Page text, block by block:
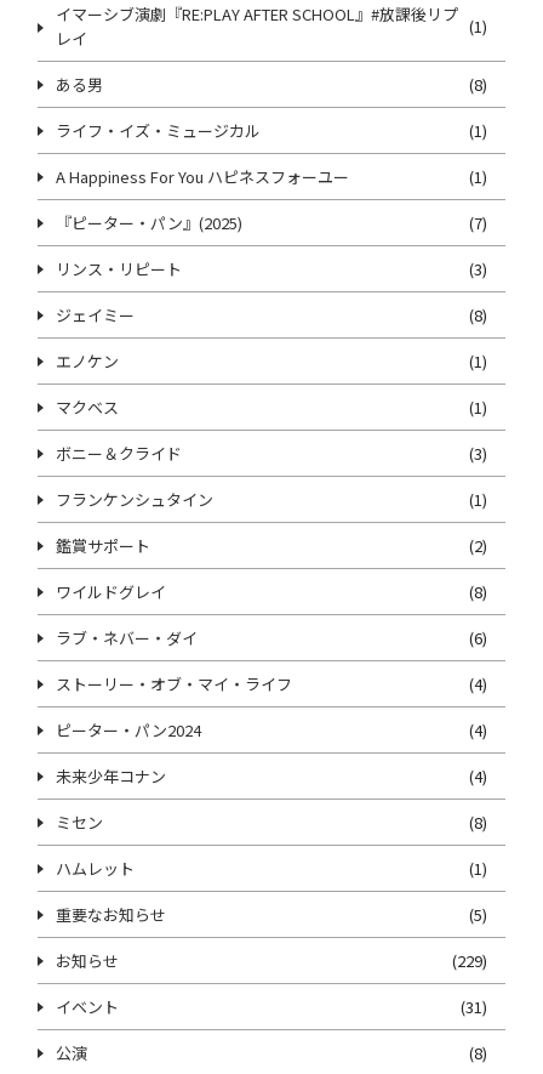
イマーシブ演劇『RE:PLAY AFTER SCHOOL』#放課後リプ
レイ
(1)
ある男
(8)
ライフ・イズ・ミュージカル
(1)
A Happiness For You ハピネスフォーユー
(1)
『ピーター・パン』(2025)
(7)
リンス・リピート
(3)
ジェイミー
(8)
エノケン
(1)
マクベス
(1)
ボニー＆クライド
(3)
フランケンシュタイン
(1)
鑑賞サポート
(2)
ワイルドグレイ
(8)
ラブ・ネバー・ダイ
(6)
ストーリー・オブ・マイ・ライフ
(4)
ピーター・パン2024
(4)
未来少年コナン
(4)
ミセン
(8)
ハムレット
(1)
重要なお知らせ
(5)
お知らせ
(229)
イベント
(31)
公演
(8)